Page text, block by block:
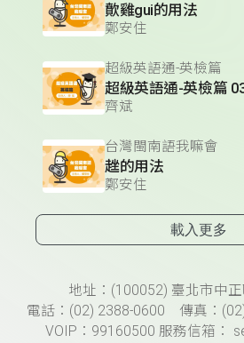
歕雞gui的用法
鄭安住
超級英語通-英檢篇
齊斌
台灣閩南語我嘛會
趖的用法
鄭安住
載入更多
頁尾資訊地址：(100052) 臺北市中
電話：(02) 2388-0600 傳真：
VOIP：99160500 服務信箱：